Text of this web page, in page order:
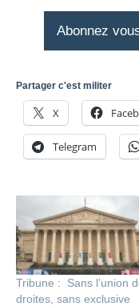
Abonnez
Partager c'est militer
X
Telegram
Tribune : Sans l’union
droites, sans exclusive